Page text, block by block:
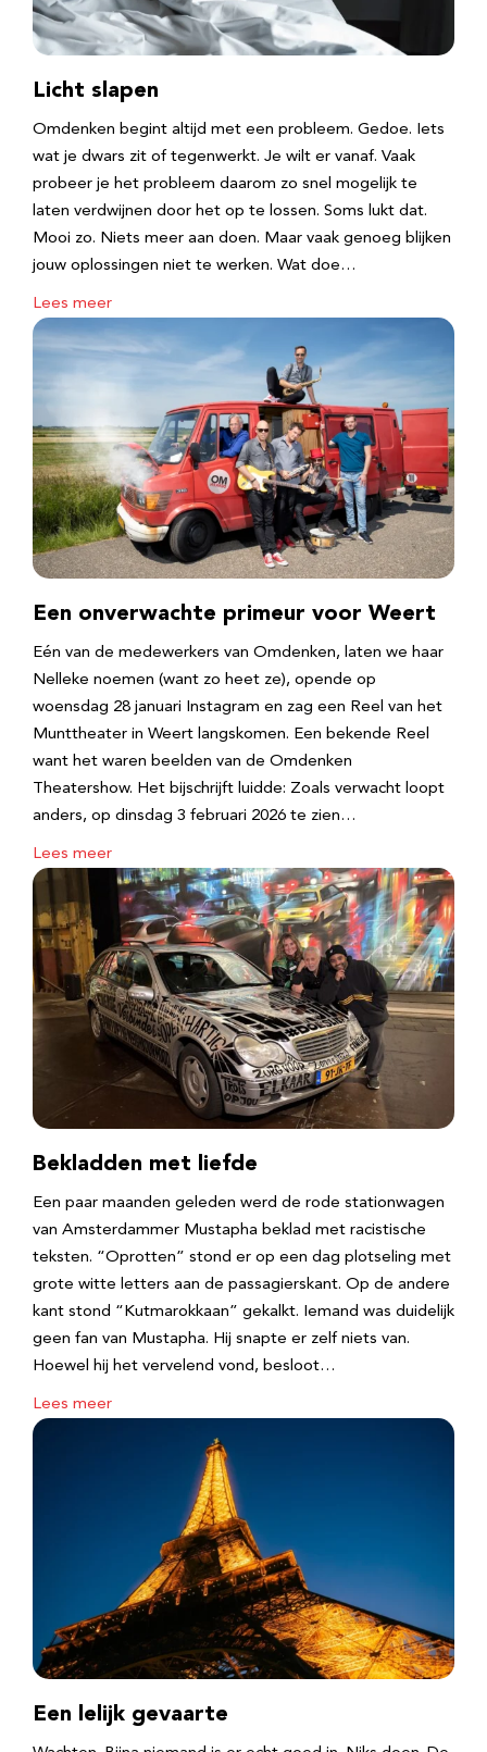
Licht slapen
Omdenken begint altijd met een probleem. Gedoe. Iets
wat je dwars zit of tegenwerkt. Je wilt er vanaf. Vaak
probeer je het probleem daarom zo snel mogelijk te
laten verdwijnen door het op te lossen. Soms lukt dat.
Mooi zo. Niets meer aan doen. Maar vaak genoeg blijken
jouw oplossingen niet te werken. Wat doe…
Lees meer
Een onverwachte primeur voor Weert
Eén van de medewerkers van Omdenken, laten we haar
Nelleke noemen (want zo heet ze), opende op
woensdag 28 januari Instagram en zag een Reel van het
Munttheater in Weert langskomen. Een bekende Reel
want het waren beelden van de Omdenken
Theatershow. Het bijschrijft luidde: Zoals verwacht loopt
anders, op dinsdag 3 februari 2026 te zien…
Lees meer
Bekladden met liefde
Een paar maanden geleden werd de rode stationwagen
van Amsterdammer Mustapha beklad met racistische
teksten. “Oprotten” stond er op een dag plotseling met
grote witte letters aan de passagierskant. Op de andere
kant stond “Kutmarokkaan” gekalkt. Iemand was duidelijk
geen fan van Mustapha. Hij snapte er zelf niets van.
Hoewel hij het vervelend vond, besloot…
Lees meer
Een lelijk gevaarte